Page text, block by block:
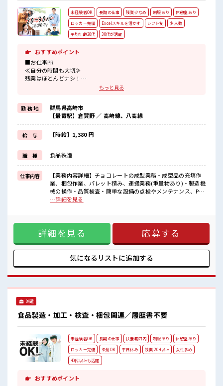
未経験者OK 長期の仕事 残業少なめ 制服あり
休憩室あり
ロッカー完備
Excelスキルを活かす シフト制
少人数
平均年齢20代
30代が活躍
おすすめポイント
■お仕事PR
≪自分の時間も大切≫
残業はほとんどナシ！
場合によってはお願いすることもあります♪
制服があるので、
毎日の服装の悩み解消♪
≪初めての仕事だけど自分にもできそう≫
新しいことにチャレンジするのは不安だけど、
しっかり働く環境が整っています！
イチからスキルUP・ステップUP目指していきましょう！
≪自分に向いている仕事が探せる≫
困った事などがあれば、
担当がしっかりサポートします！
■職場の雰囲気
少人数ですぐに馴染むことができそう♪
アットホームな環境☆
ここから経験積んでいきましょ！
もっと見る
勤 務 地
群馬県高崎市
【最寄駅】倉賀野 ／ 高崎線、八高線
給 与 【時給】1,380 円
職 種 食品製造
仕事内容
【業務内容詳細】チョコレートの成型業務・成型品の充填作
業、梱包作業、パレット積み、運搬業務(重量物あり)・製造機
械の操作・品質検査・簡単な設備の点検やメンテナンス、PC
作業(エクセルへの簡単な入力作業があります。)【取扱製品情
機能的な制服アリ≫ 制服があるので、 毎日の服装の悩み解消
♪ ≪初めての仕事だけど自分にもできそう≫ 新しいことにチ
ャレンジするのは不安だけど、 しっかり働く環境が整ってい
ます！ イチからスキルUP・ステップUP目指していきましょ
う！ ≪自分に向いている仕事が探せる≫ 困った事などがあれ
ば、 担当がしっかりサポートします！ ■職場の雰囲気 少人数
が多数活躍中！ 社会人経験が浅くてもOK！ ここから経験積
んでいきましょ！
…詳細を見る
詳細を見る 応募する
気になるリストに追加する
派遣
食品製造・加工・検査・梱包関連／履歴書不要
未経験者OK 長期の仕事 扶養範囲内 制服あり
休憩室あり
ロッカー完備
染髪OK 平日休み 残業 20H以上
女性多め
40代以上も活躍
おすすめポイント